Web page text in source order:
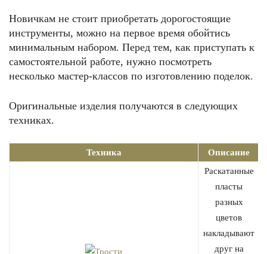
Новичкам не стоит приобретать дорогостоящие
инструменты, можно на первое время обойтись
минимальным набором. Перед тем, как приступать к
самостоятельной работе, нужно посмотреть
несколько мастер-классов по изготовлению поделок.
Оригинальные изделия получаются в следующих
техниках.
Техника Описание
Раскатанные
пласты
разных
цветов
накладывают
друг на